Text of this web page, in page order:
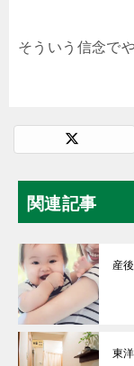
そういう信念で
関連記事
産
東